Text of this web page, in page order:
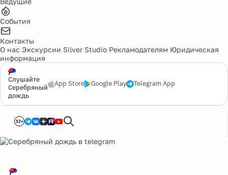
События
Контакты
О нас Экскурсии Silver Studio Рекламодателям Юридическая
информация
Слушайте
Серебряный
дождь
App Store Google Play Telegram App
12+